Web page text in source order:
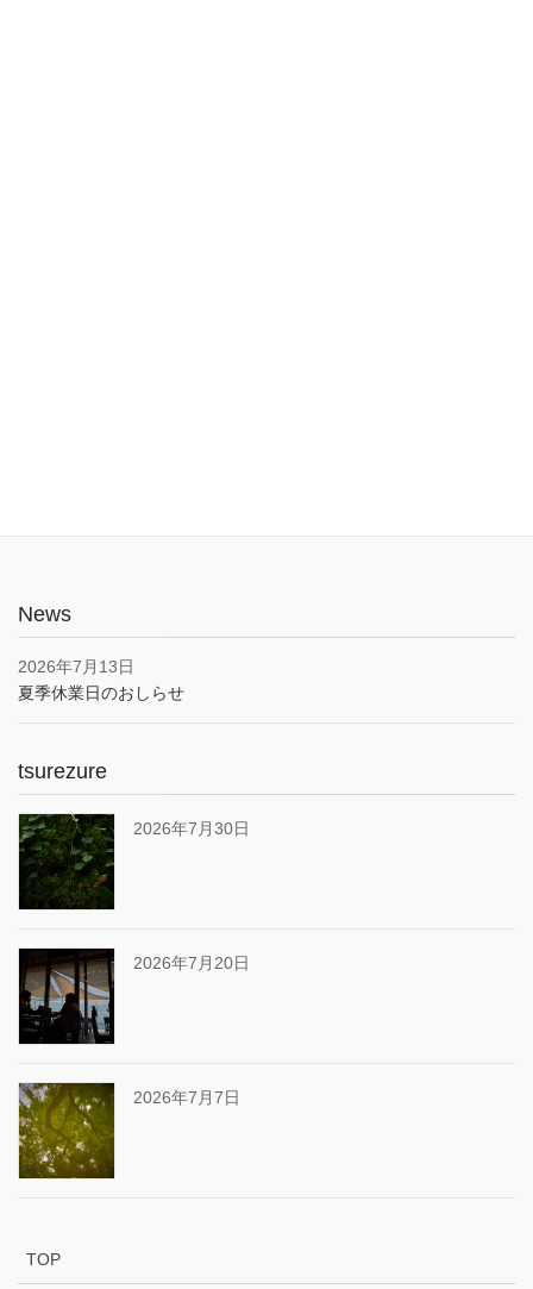
News
2026年7月13日
夏季休業日のおしらせ
tsurezure
2026年7月30日
2026年7月20日
2026年7月7日
TOP